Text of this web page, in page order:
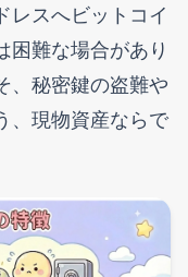
レスへビットコイ
困難な場合があり
、秘密鍵の盗難や
、現物資産ならで